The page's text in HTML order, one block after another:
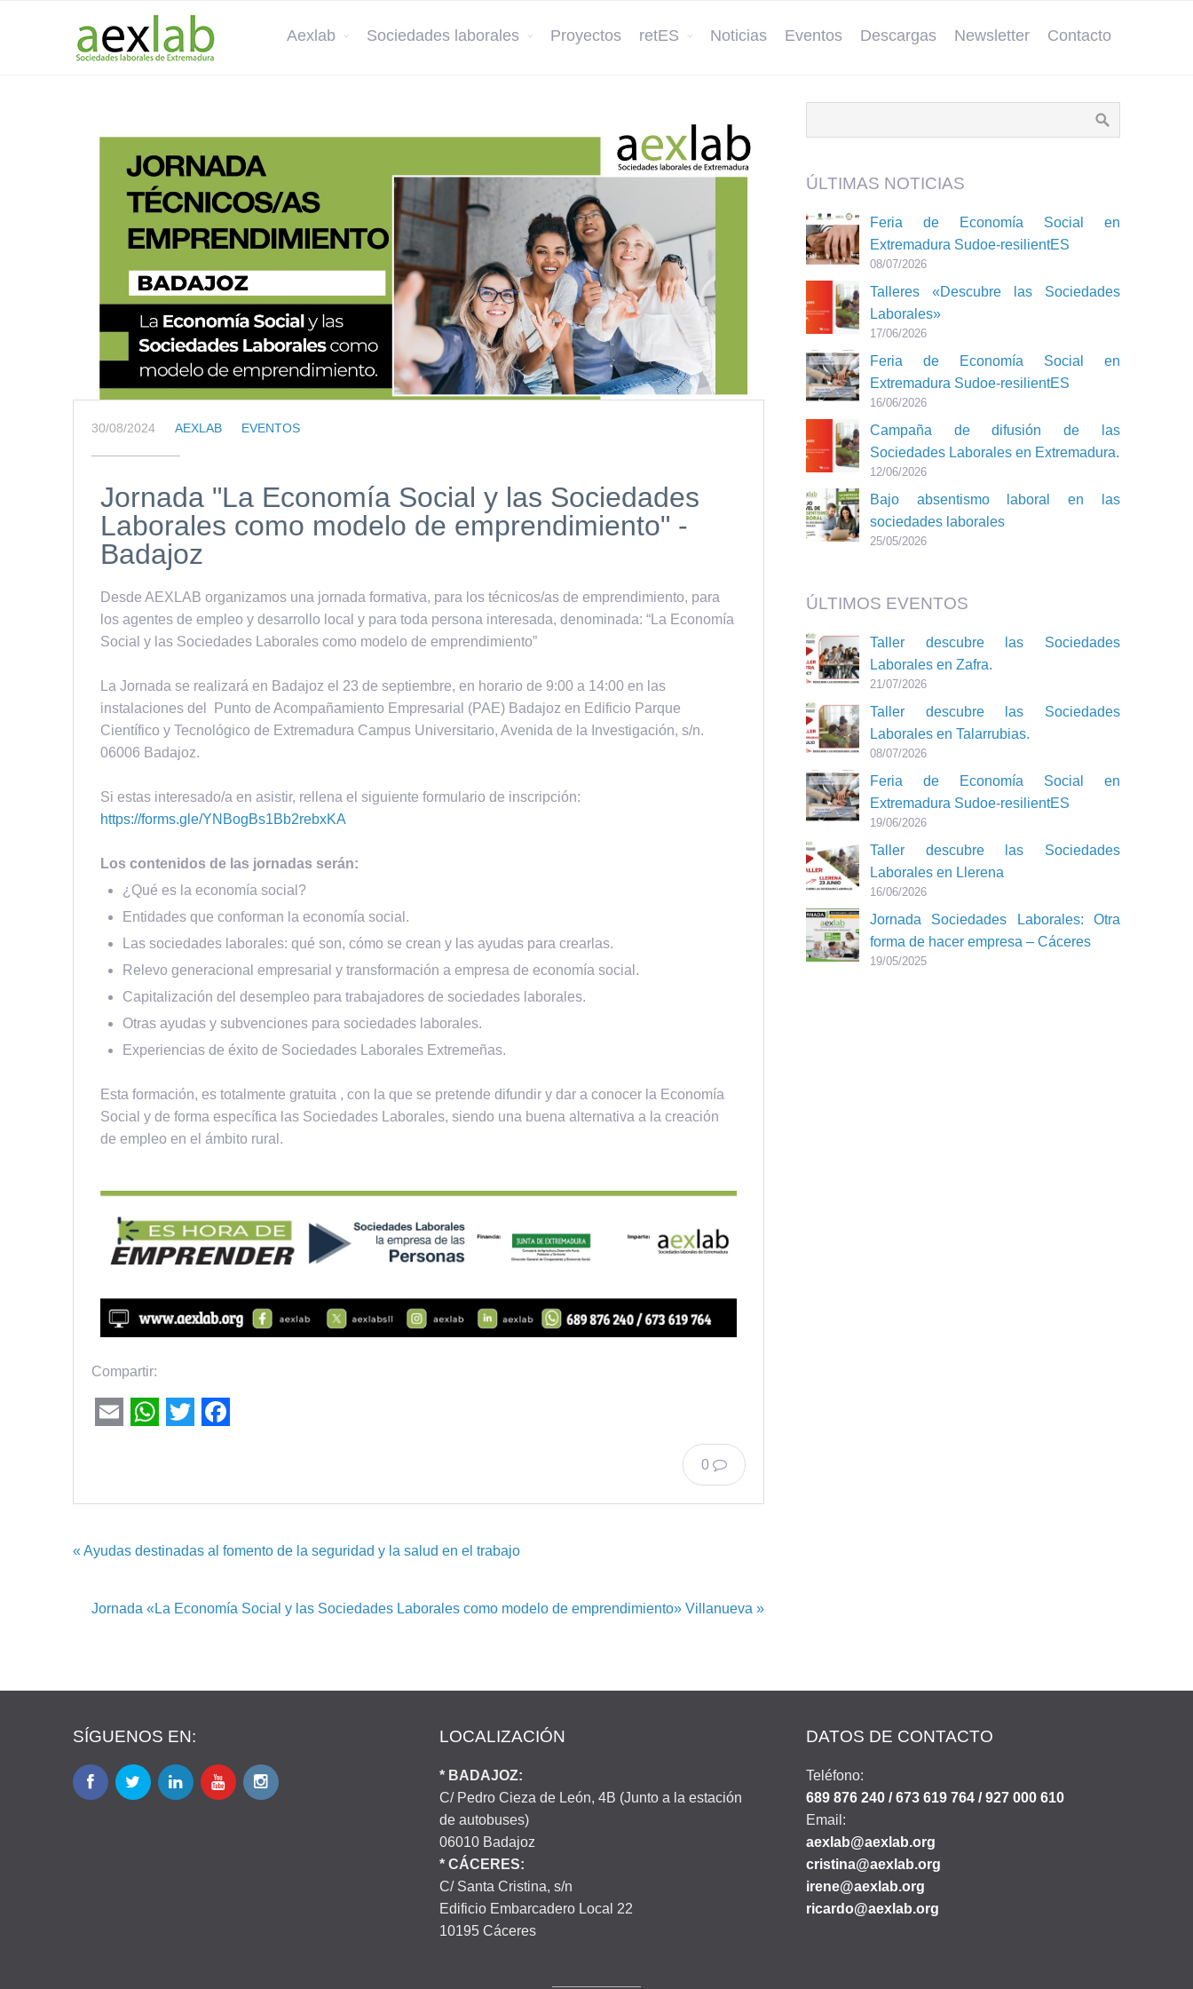
Aexlab Sociedades laborales Proyectos retES Noticias Eventos Descargas Newsletter Contacto
30/08/2024 AEXLAB EVENTOS
Jornada "La Economía Social y las Sociedades
Laborales como modelo de emprendimiento" -
Badajoz
Desde AEXLAB organizamos una jornada formativa, para los técnicos/as de emprendimiento, para
los agentes de empleo y desarrollo local y para toda persona interesada, denominada: “La Economía
Social y las Sociedades Laborales como modelo de emprendimiento”
La Jornada se realizará en Badajoz el 23 de septiembre, en horario de 9:00 a 14:00 en las
instalaciones del Punto de Acompañamiento Empresarial (PAE) Badajoz en Edificio Parque
Científico y Tecnológico de Extremadura Campus Universitario, Avenida de la Investigación, s/n.
06006 Badajoz.
Si estas interesado/a en asistir, rellena el siguiente formulario de inscripción:
https://forms.gle/YNBogBs1Bb2rebxKA
Los contenidos de las jornadas serán:
¿Qué es la economía social?
Entidades que conforman la economía social.
Las sociedades laborales: qué son, cómo se crean y las ayudas para crearlas.
Relevo generacional empresarial y transformación a empresa de economía social.
Capitalización del desempleo para trabajadores de sociedades laborales.
Otras ayudas y subvenciones para sociedades laborales.
Experiencias de éxito de Sociedades Laborales Extremeñas.
Esta formación, es totalmente gratuita , con la que se pretende difundir y dar a conocer la Economía
Social y de forma específica las Sociedades Laborales, siendo una buena alternativa a la creación
de empleo en el ámbito rural.
Compartir:
0
« Ayudas destinadas al fomento de la seguridad y la salud en el trabajo
Jornada «La Economía Social y las Sociedades Laborales como modelo de emprendimiento» Villanueva »
ÚLTIMAS NOTICIAS
Feria de Economía Social en
Extremadura Sudoe-resilientES
08/07/2026
Talleres «Descubre las Sociedades
Laborales»
17/06/2026
Feria de Economía Social en
Extremadura Sudoe-resilientES
16/06/2026
Campaña de difusión de las
Sociedades Laborales en Extremadura.
12/06/2026
Bajo absentismo laboral en las
sociedades laborales
25/05/2026
ÚLTIMOS EVENTOS
Taller descubre las Sociedades
Laborales en Zafra.
21/07/2026
Taller descubre las Sociedades
Laborales en Talarrubias.
08/07/2026
Feria de Economía Social en
Extremadura Sudoe-resilientES
19/06/2026
Taller descubre las Sociedades
Laborales en Llerena
16/06/2026
Jornada Sociedades Laborales: Otra
forma de hacer empresa – Cáceres
19/05/2025
SÍGUENOS EN: LOCALIZACIÓN
* BADAJOZ:
C/ Pedro Cieza de León, 4B (Junto a la estación
de autobuses)
06010 Badajoz
* CÁCERES:
C/ Santa Cristina, s/n
Edificio Embarcadero Local 22
10195 Cáceres
DATOS DE CONTACTO
Teléfono:
689 876 240 / 673 619 764 / 927 000 610
Email:
aexlab@aexlab.org
cristina@aexlab.org
irene@aexlab.org
ricardo@aexlab.org